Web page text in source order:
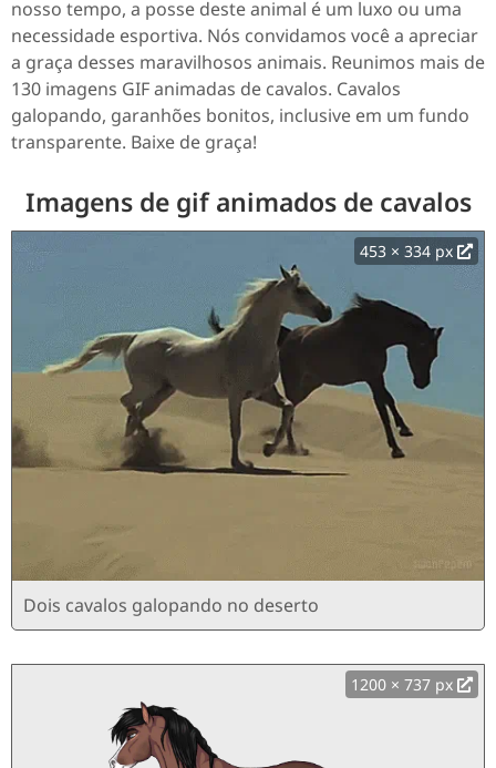
nosso tempo, a posse deste animal é um luxo ou uma
necessidade esportiva. Nós convidamos você a apreciar
a graça desses maravilhosos animais. Reunimos mais de
130 imagens GIF animadas de cavalos. Cavalos
galopando, garanhões bonitos, inclusive em um fundo
transparente. Baixe de graça!
Imagens de gif animados de cavalos
453 × 334 px
Dois cavalos galopando no deserto
1200 × 737 px